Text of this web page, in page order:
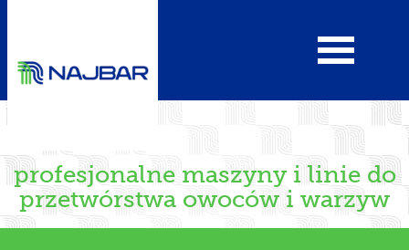
profesjonalne maszyny i linie do
przetwórstwa owoców i warzyw